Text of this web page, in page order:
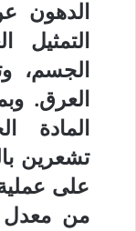
الدهون
التمثيل
الجسم،
العرق.
المادة
تشعرين
على عملية
من معدل